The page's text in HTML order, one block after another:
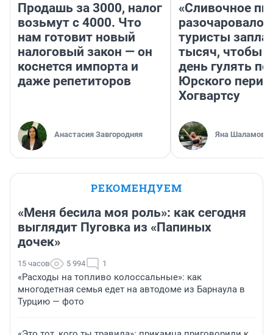
Продашь за 3000, налог
возьмут с 4000. Что
нам готовит новый
налоговый закон — он
коснется импорта и
даже репетиторов
Анастасия Завгородняя
«Сливочное
разочаровало»:
туристы
тысяч, чтобы
день гулять по
Юрского
Хогвартсу
Яна Шаламова
РЕКОМЕНДУЕМ
«Меня бесила моя роль»: как сегодня
выглядит Пуговка из «Папиных
дочек»
15 часов 5 994 1
«Расходы на топливо колоссальные»: как
многодетная семья едет на автодоме из Барнаула в
Турцию — фото